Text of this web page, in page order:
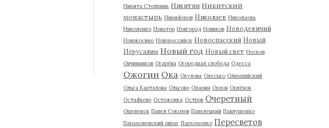
Никита Столпник Никитин Никитский
монастырь Никифоров Николаев Николаева
Николенко Новатор Новгород Новиков Новодевичий
Новокосино Новороссийск Новоспасский Новый
Иерусалим Новый год Новый свет Носков
Овчинников Огарёва Огородная слобода Одесса
Ожогин Ока Окулова Олесько Олимпийский
Ольга Карталова Ольгово Опарин Орлов Орлёнок
Остафьево Остоженка Остров Очеретный
Ошевенск Павел Соколов Павелецкий Павлушенко
Парамоновский овраг Пархоменко Пересветов